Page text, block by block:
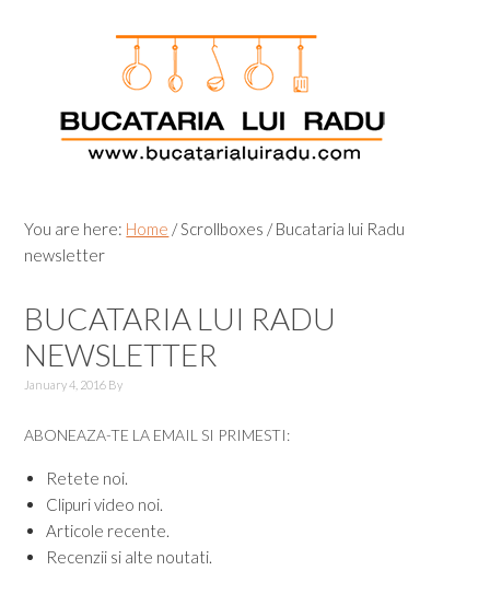
You are here: Home /Scrollboxes /Bucataria lui Radu
newsletter
BUCATARIA LUI RADU
NEWSLETTER
January 4, 2016 By
ABONEAZA-TE LA EMAIL SI PRIMESTI:
Retete noi.
Clipuri video noi.
Articole recente.
Recenzii si alte noutati.